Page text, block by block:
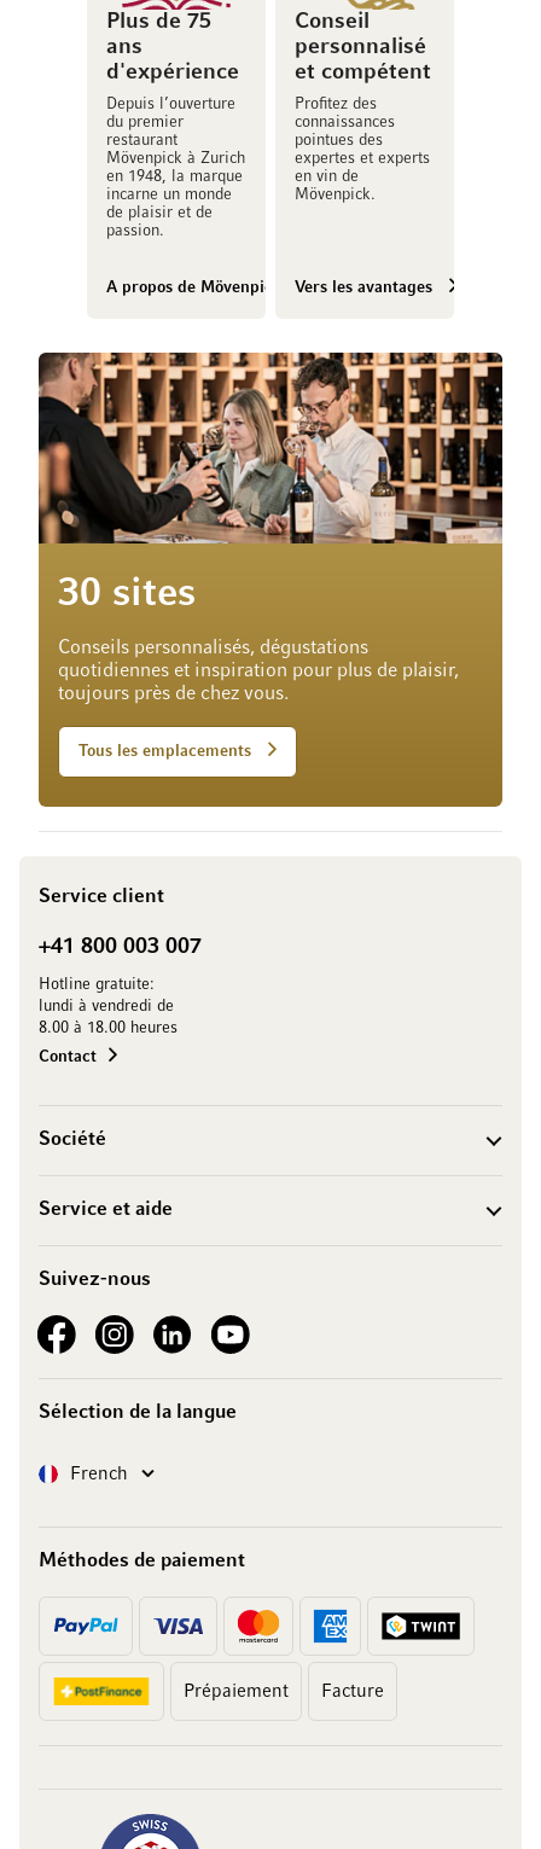
Plus de 75
ans
d'expérience
Depuis l’ouverture
du premier
restaurant
Mövenpick à Zurich
en 1948, la marque
incarne un monde
de plaisir et de
passion.
A propos de Mövenpick Vins
Conseil
personnalisé
et compétent
Profitez des
connaissances
pointues des
expertes et experts
en vin de
Mövenpick.
Vers les avantages
30 sites
Conseils personnalisés, dégustations
quotidiennes et inspiration pour plus de plaisir,
toujours près de chez vous.
Tous les emplacements
Service client
+41 800 003 007
Hotline gratuite:
lundi à vendredi de
8.00 à 18.00 heures
Contact
Société
Service et aide
Suivez-nous
See our FacebookSee our Instagram account
See our LinkedInSee our YouTube channel
Sélection de la langue
LangueFrench
Méthodes de paiement
Prépaiement Facture